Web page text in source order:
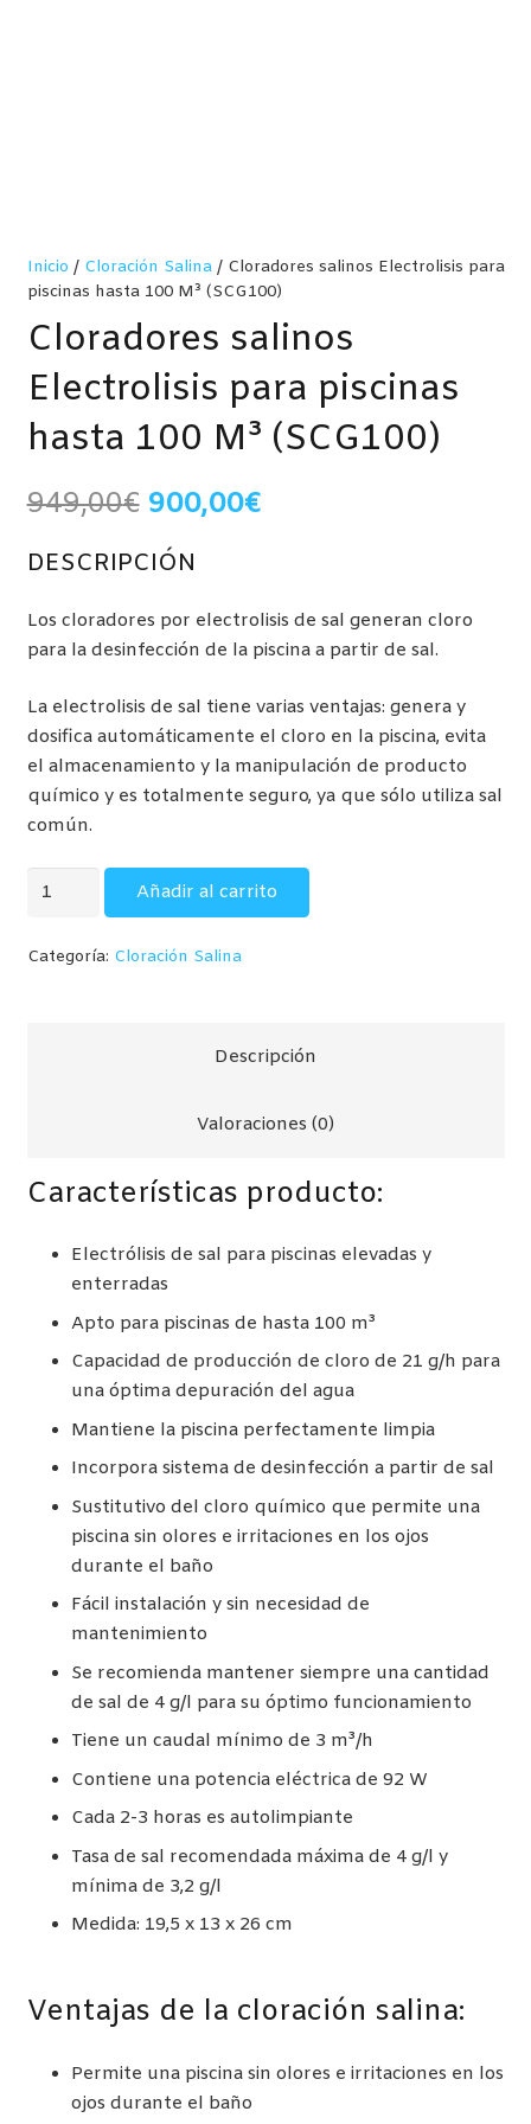
Inicio / Cloración Salina/ Cloradores salinos Electrolisis para
piscinas hasta 100 M³ (SCG100)
Cloradores salinos
Electrolisis para piscinas
hasta 100 M³ (SCG100)
949,00€ El
original
949,00€.
900,00€El
900,00€.
DESCRIPCIÓN
Los cloradores por electrolisis de sal generan cloro
para la desinfección de la piscina a partir de sal.
La electrolisis de sal tiene varias ventajas: genera y
dosifica automáticamente el cloro en la piscina, evita
el almacenamiento y la manipulación de producto
químico y es totalmente seguro, ya que sólo utiliza sal
común.
Cloradores
Añadir al carrito
Categoría: Cloración Salina
Descripción
Valoraciones (0)
Características producto:
Electrólisis de sal para piscinas elevadas y
enterradas
Apto para piscinas de hasta 100 m³
Capacidad de producción de cloro de 21 g/h para
una óptima depuración del agua
Mantiene la piscina perfectamente limpia
Incorpora sistema de desinfección a partir de sal
Sustitutivo del cloro químico que permite una
piscina sin olores e irritaciones en los ojos
durante el baño
Fácil instalación y sin necesidad de
mantenimiento
Se recomienda mantener siempre una cantidad
de sal de 4 g/l para su óptimo funcionamiento
Tiene un caudal mínimo de 3 m³/h
Contiene una potencia eléctrica de 92 W
Cada 2-3 horas es autolimpiante
Tasa de sal recomendada máxima de 4 g/l y
mínima de 3,2 g/l
Medida: 19,5 x 13 x 26 cm
Ventajas de la cloración salina:
Permite una piscina sin olores e irritaciones en los
ojos durante el baño